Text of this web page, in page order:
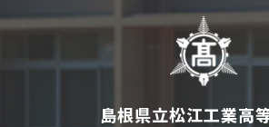
島根県立松江工業高